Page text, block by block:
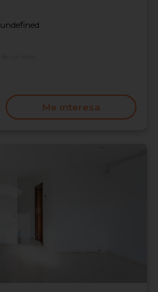
undefined
Me interesa